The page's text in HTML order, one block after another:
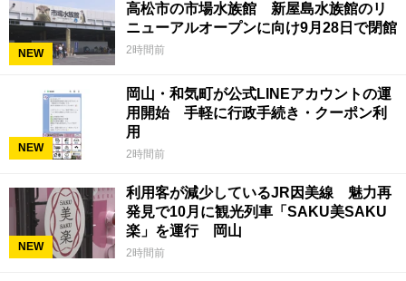
NEW
高松市の市場水族館 新屋島水族館のリ
ニューアルオープンに向け9月28日で閉館
2時間前
NEW
岡山・和気町が公式LINEアカウントの運
用開始 手軽に行政手続き・クーポン利
用
2時間前
NEW
利用客が減少しているJR因美線 魅力再
発見で10月に観光列車「SAKU美SAKU
楽」を運行 岡山
2時間前